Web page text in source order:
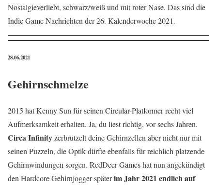
Nostalgieverliebt, schwarz/weiß und mit roter Nase. Das sind die
Indie Game Nachrichten der 26. Kalenderwoche 2021.
28.06.2021
Gehirnschmelze
2015 hat Kenny Sun für seinen Circular-Platformer recht viel
Aufmerksamkeit erhalten. Ja, du liest richtig, vor sechs Jahren.
Circa Infinityzerbrutzelt deine Gehirnzellen aber nicht nur mit
seinen Puzzeln, die Optik dürfte ebenfalls für reichlich platzende
Gehirnwindungen sorgen. RedDeer Games hat nun angekündigt
den Hardcore Gehirnjogger späterim Jahr 2021 endlich auf